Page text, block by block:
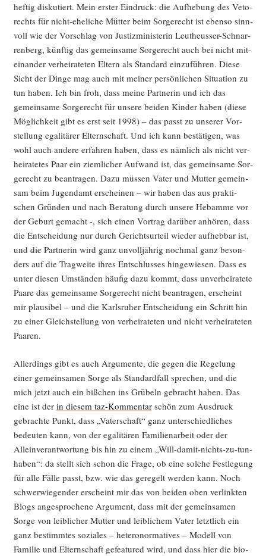
hef­tig dis­ku­tiert. Mein ers­ter Ein­druck: die Auf­he­bung des Veto­
rechts für nicht-ehe­li­che Müt­ter beim Sor­ge­recht ist eben­so sinn­
voll wie der Vor­schlag von Jus­tiz­mi­nis­te­rin Leu­theus­ser-Schnar­
ren­berg, künf­tig das gemein­sa­me Sor­ge­recht auch bei nicht mit­
ein­an­der ver­hei­ra­te­ten Eltern als Stan­dard ein­zu­füh­ren. Die­se
Sicht der Din­ge mag auch mit mei­ner per­sön­li­chen Situa­ti­on zu
tun haben. Ich bin froh, dass mei­ne Part­ne­rin und ich das
gemein­sa­me Sor­ge­recht für unse­re bei­den Kin­der haben (die­se
Mög­lich­keit gibt es erst seit 1998) – das passt zu unse­rer Vor­
stel­lung ega­li­tä­rer Eltern­schaft. Und ich kann bestä­ti­gen, was
wohl auch ande­re erfah­ren haben, dass es näm­lich als nicht ver­
hei­ra­te­tes Paar ein ziem­li­cher Auf­wand ist, das gemein­sa­me Sor­
ge­recht zu bean­tra­gen. Dazu müs­sen Vater und Mut­ter gemein­
sam beim Jugend­amt erschei­nen – wir haben das aus prak­ti­
schen Grün­den und nach Bera­tung durch unse­re Heb­am­me vor
der Geburt gemacht -, sich einen Vor­trag dar­über anhö­ren, dass
die Ent­schei­dung nur durch Gerichts­ur­teil wie­der auf­heb­bar ist,
und die Part­ne­rin wird ganz unvoll­jäh­rig noch­mal ganz beson­
ders auf die Trag­wei­te ihres Ent­schlus­ses hin­ge­wie­sen. Dass es
unter die­sen Umstän­den häu­fig dazu kommt, dass unver­hei­ra­te­te
Paa­re das gemein­sa­me Sor­ge­recht nicht bean­tra­gen, erscheint
mir plau­si­bel – und die Karls­ru­her Ent­schei­dung ein Schritt hin
zu einer Gleich­stel­lung von ver­hei­ra­te­ten und nicht ver­hei­ra­te­ten
Paaren.
Aller­dings gibt es auch Argu­men­te, die gegen die Rege­lung
einer gemein­sa­men Sor­ge als Stan­dard­fall spre­chen, und die
mich jetzt auch ein biß­chen ins Grü­beln gebracht haben. Das
eine ist der in die­sem taz-Kom­men­tarschön zum Aus­druck
gebrach­te Punkt, dass „Vater­schaft“ ganz unter­schied­li­ches
bedeu­ten kann, von der ega­li­tä­ren Fami­li­en­ar­beit oder der
Allein­ver­ant­wor­tung bis hin zu einem „Will-damit-nichts-zu-tun-
haben“: da stellt sich schon die Fra­ge, ob eine sol­che Fest­le­gung
für alle Fäl­le passt, bzw. wie das gere­gelt wer­den kann. Noch
schwer­wie­gen­der erscheint mir das von bei­den oben ver­link­ten
Blogs ange­spro­che­ne Argu­ment, dass mit der gemein­sa­men
Sor­ge von leib­li­cher Mut­ter und leib­li­chem Vater letzt­lich ein
ganz bestimm­tes sozia­les – hete­ro­nor­ma­ti­ves – Modell von
Fami­lie und Eltern­schaft gefea­tured wird, und dass hier die bio­